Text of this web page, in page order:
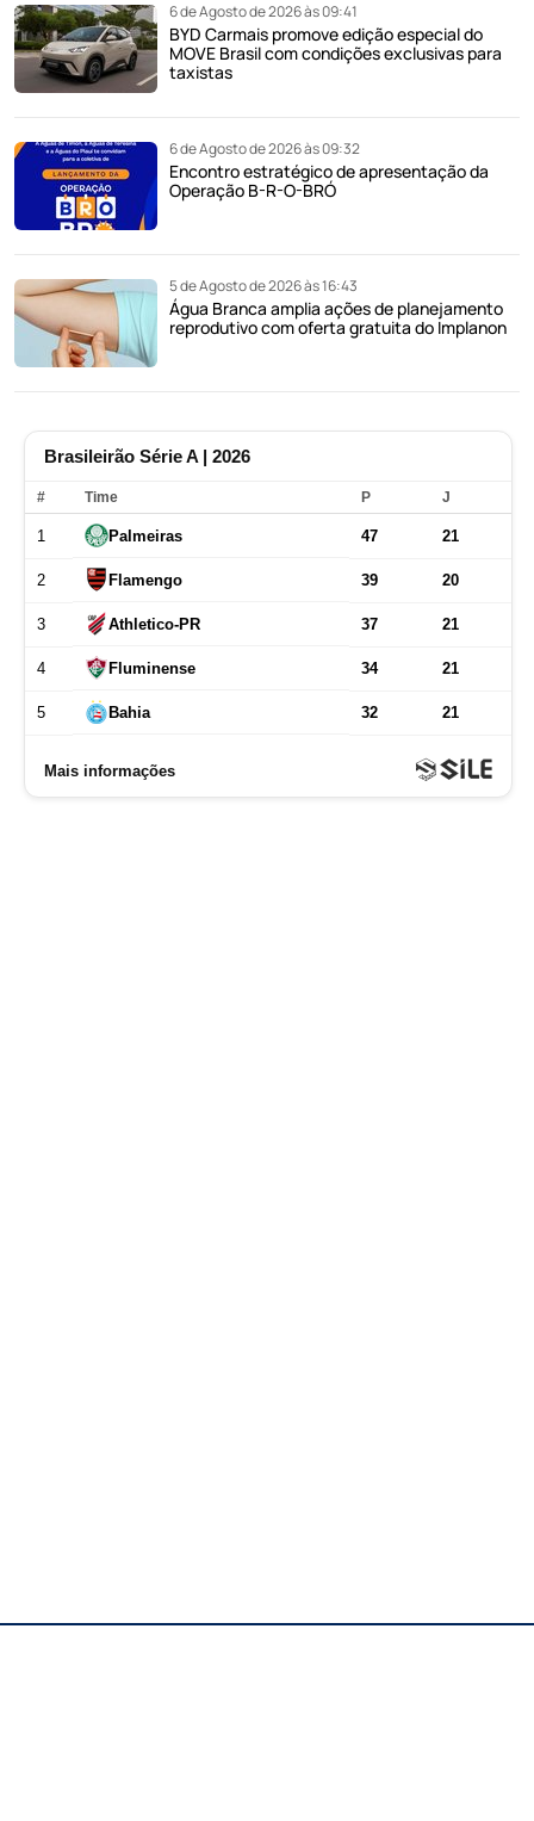
6 de Agosto de 2026 às 09:41
BYD Carmais promove edição especial do
MOVE Brasil com condições exclusivas para
taxistas
6 de Agosto de 2026 às 09:32
Encontro estratégico de apresentação da
Operação B-R-O-BRÓ
5 de Agosto de 2026 às 16:43
Água Branca amplia ações de planejamento
reprodutivo com oferta gratuita do Implanon